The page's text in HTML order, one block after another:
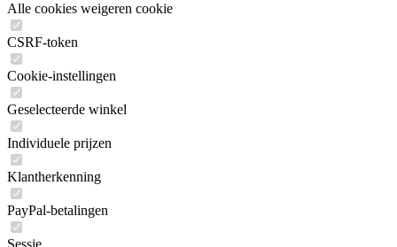
Alle cookies weigeren cookie
CSRF-token
Cookie-instellingen
Geselecteerde winkel
Individuele prijzen
Klantherkenning
PayPal-betalingen
Sessie